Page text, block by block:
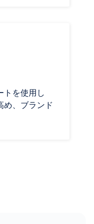
トを使用し
め、ブランド